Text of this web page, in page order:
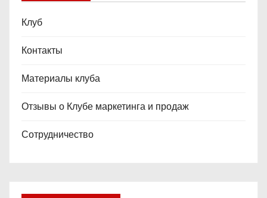
Клуб
Контакты
Материалы клуба
Отзывы о Клубе маркетинга и продаж
Сотрудничество